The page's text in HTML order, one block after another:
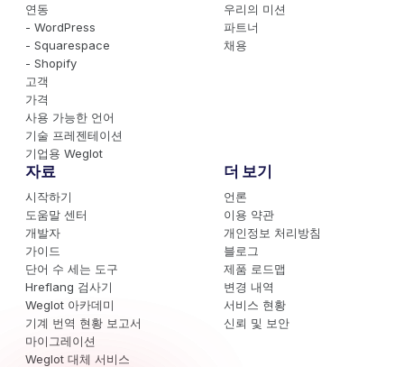
연동
- WordPress
- Squarespace
- Shopify
고객
가격
사용 가능한 언어
기술 프레젠테이션
기업용 Weglot
우리의 미션
파트너
채용
자료
시작하기
도움말 센터
개발자
가이드
단어 수 세는 도구
Hreflang 검사기
Weglot 아카데미
기계 번역 현황 보고서
마이그레이션
Weglot 대체 서비스
더 보기
언론
이용 약관
개인정보 처리방침
블로그
제품 로드맵
변경 내역
서비스 현황
신뢰 및 보안